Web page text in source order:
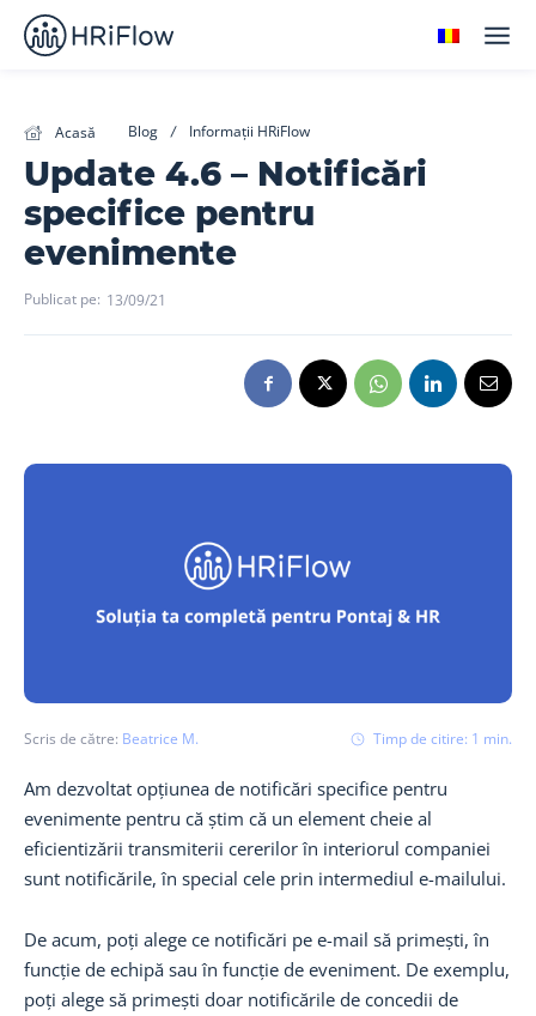
Acasă Blog Informații HRiFlow
Update 4.6 – Notificări
specifice pentru
evenimente
Publicat pe: 13/09/21
Scris de către: Beatrice M. Timp de citire: 1 min.
Am dezvoltat opțiunea de notificări specifice pentru
evenimente pentru că știm că un element cheie al
eficientizării transmiterii cererilor în interiorul companiei
sunt notificările, în special cele prin intermediul e-mailului.
De acum, poți alege ce notificări pe e-mail să primești, în
funcție de echipă sau în funcție de eveniment. De exemplu,
poți alege să primești doar notificările de concedii de